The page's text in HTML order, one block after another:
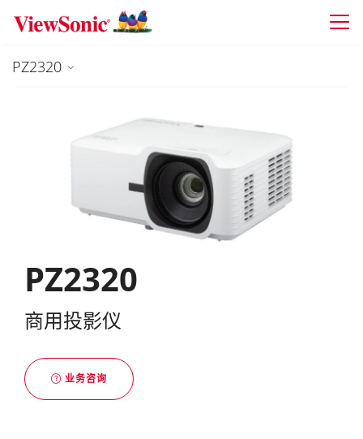
Skip to main content
PZ2320
PZ2320
商用投影仪
业务咨询